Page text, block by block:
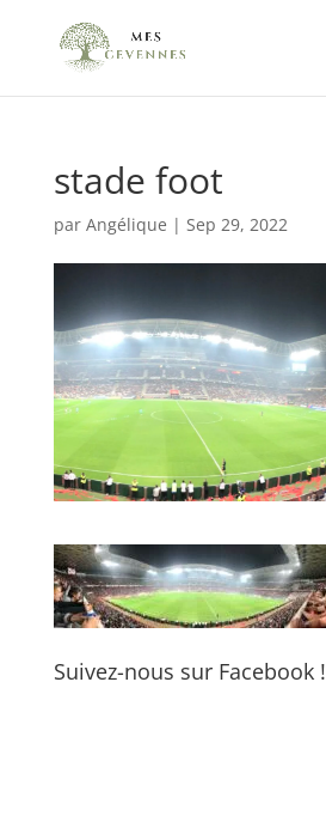
stade foot
par Angélique | Sep 29, 2022
Suivez-nous sur Facebook !